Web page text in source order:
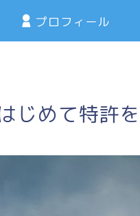
プロフィール
じめて特許